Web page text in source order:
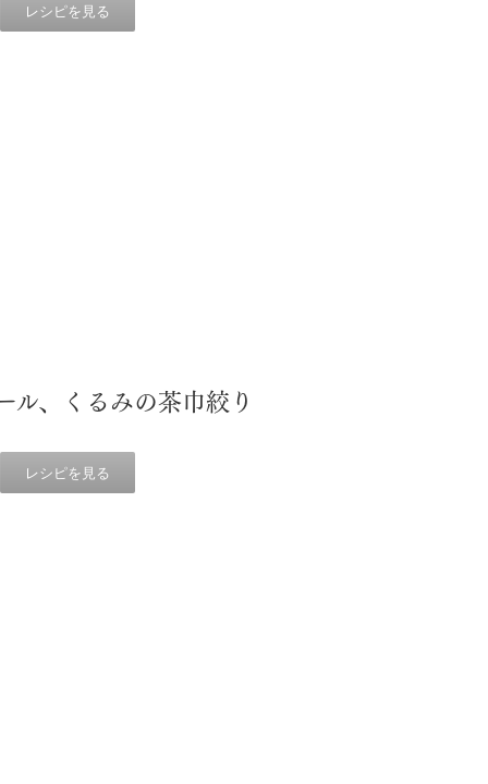
レシピを見る
ル、くるみの茶巾絞り
レシピを見る